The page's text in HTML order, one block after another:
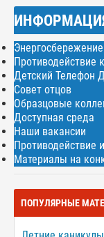
Энергосбережение
Противодействие
Детский Телефон
Совет отцов
Образцовые
Доступная среда
Наши вакансии
Противодействие
Материалы на
ПОПУЛЯРНЫЕ